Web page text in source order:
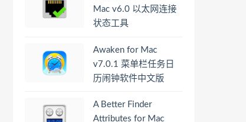
Mac v6.0 以太网连接
状态工具
Awaken for Mac
v7.0.1 菜单栏任务日
历闹钟软件中文版
A Better Finder
Attributes for Mac